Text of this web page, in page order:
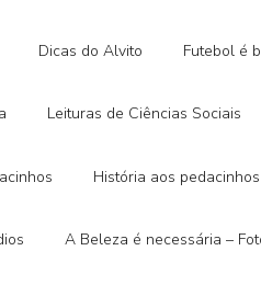
Dicas do Alvito Futebol é
Leituras de Ciências Sociais
História aos pedacinhos
A Beleza é necessária –